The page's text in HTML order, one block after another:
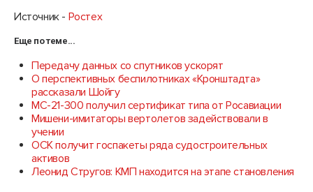
Источник - Ростех
Еще по теме...
Передачу данных со спутников ускорят
О перспективных беспилотниках «Кронштадта»
рассказали Шойгу
МС-21-300 получил сертификат типа от Росавиации
Мишени-имитаторы вертолетов задействовали в
учении
ОСК получит госпакеты ряда судостроительных
активов
Леонид Стругов: КМП находится на этапе становления